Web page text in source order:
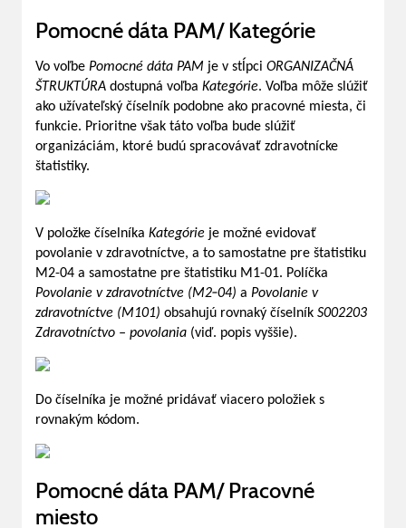
Pomocné dáta PAM/ Kategórie
Vo voľbe Pomocné dáta PAM je v stĺpci ORGANIZAČNÁ
ŠTRUKTÚRA dostupná voľba Kategórie. Voľba môže slúžiť
ako užívateľský číselník podobne ako pracovné miesta, či
funkcie. Prioritne však táto voľba bude slúžiť
organizáciám, ktoré budú spracovávať zdravotnícke
štatistiky.
V položke číselníka Kategórie je možné evidovať
povolanie v zdravotníctve, a to samostatne pre štatistiku
M2-04 a samostatne pre štatistiku M1-01. Políčka
Povolanie v zdravotníctve (M2‑04) a Povolanie v
zdravotníctve (M101) obsahujú rovnaký číselník S002203
Zdravotníctvo – povolania (viď. popis vyššie).
Do číselníka je možné pridávať viacero položiek s
rovnakým kódom.
Pomocné dáta PAM/ Pracovné
miesto